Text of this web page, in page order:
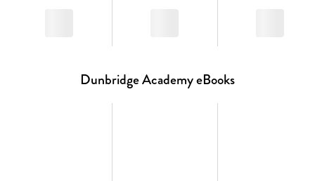
Dunbridge Academy eBooks